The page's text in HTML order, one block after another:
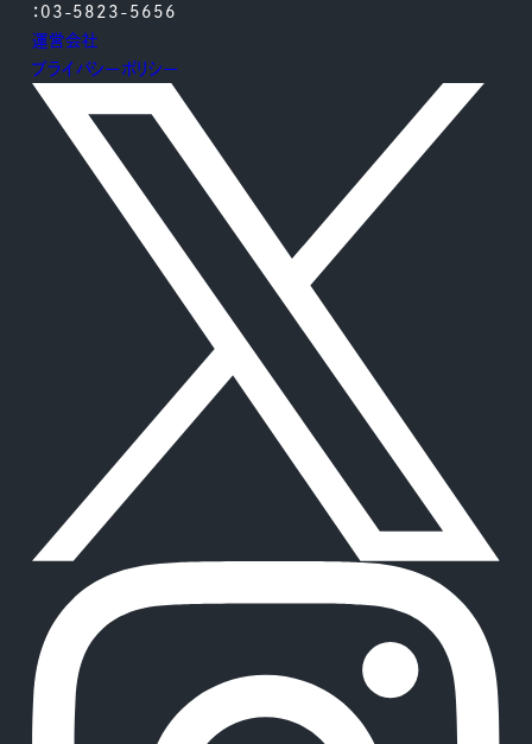
：03-5823-5656
運営会社
プライバシーポリシー